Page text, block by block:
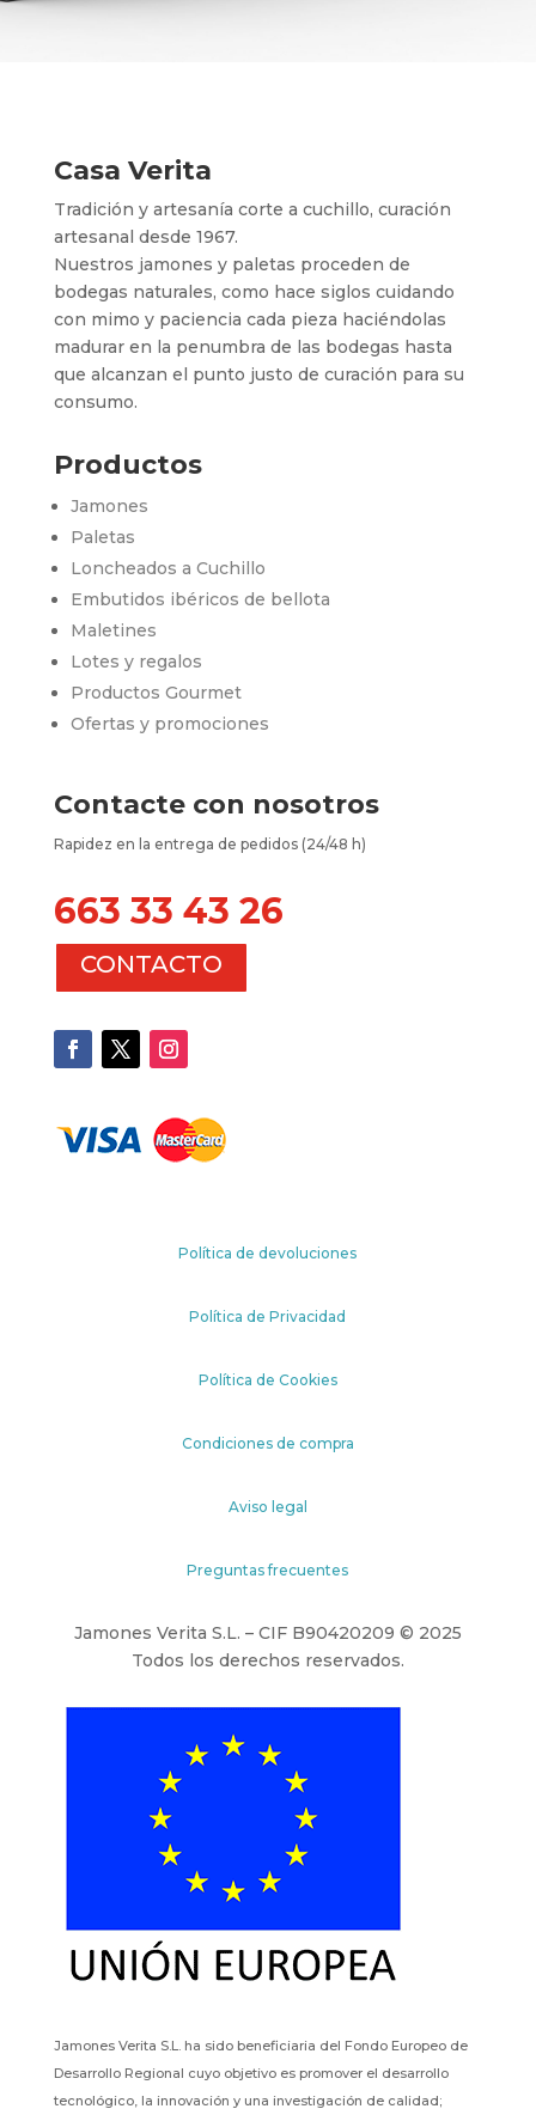
Casa Verita
Tradición y artesanía corte a cuchillo, curación
artesanal desde 1967.
Nuestros jamones y paletas proceden de
bodegas naturales, como hace siglos cuidando
con mimo y paciencia cada pieza haciéndolas
madurar en la penumbra de las bodegas hasta
que alcanzan el punto justo de curación para su
consumo.
Productos
Jamones
Paletas
Loncheados a Cuchillo
Embutidos ibéricos de bellota
Maletines
Lotes y regalos
Productos Gourmet
Ofertas y promociones
Contacte con nosotros
Rapidez en la entrega de pedidos (24/48 h)
663 33 43 26
CONTACTO
Política de devoluciones
Política de Privacidad
Política de Cookies
Condiciones de compra
Aviso legal
Preguntas frecuentes
Jamones Verita S.L. – CIF B90420209 © 2025
Todos los derechos reservados.
Jamones Verita S.L. ha sido beneficiaria del Fondo Europeo de
Desarrollo Regional cuyo objetivo es promover el desarrollo
tecnológico, la innovación y una investigación de calidad;